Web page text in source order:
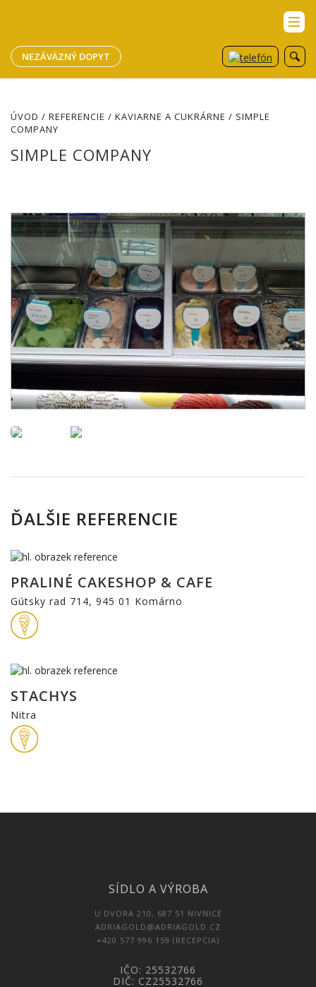
NEZÁVÄZNÝ DOPYT
ÚVOD / REFERENCIE / KAVIARNE A CUKRÁRNE / SIMPLE
COMPANY
SIMPLE COMPANY
ĎALŠIE REFERENCIE
PRALINÉ CAKESHOP & CAFE
Gútsky rad 714, 945 01 Komárno
STACHYS
Nitra
SÍDLO A VÝROBA
U DVORA 210, 687 51 NIVNICE
ADRIAGOLD@ADRIAGOLD.CZ
+420 577 996 159 (RECEPCIA)
IČO: 25532766
DIČ: CZ25532766